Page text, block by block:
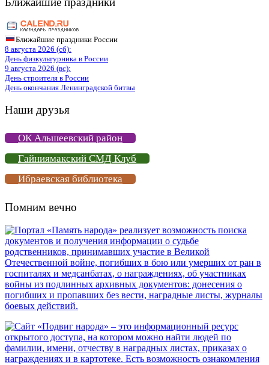
Ближайшие праздники России
8 августа 2026 (сб):
День физкультурника в России
9 августа 2026 (вс):
День строителя в России
День окончания Ленинградской битвы
Наши друзья
ОК Альшеевский район
Гайниямакский СМД Клуб
Ибраевская библиотека
Помним вечно